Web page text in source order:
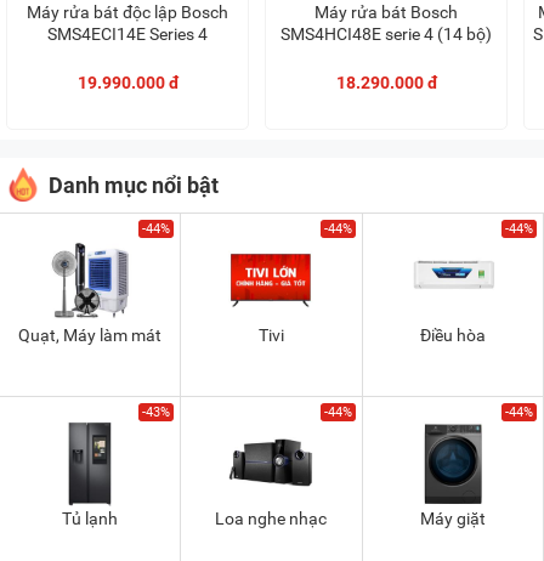
Máy rửa bát độc lập Bosch
SMS4ECI14E Series 4
19.990.000 đ
Máy rửa bát Bosch
SMS4HCI48E serie 4 (14 bộ)
18.290.000 đ
Danh mục nổi bật
-44%
Quạt, Máy làm mát
-44%
Tivi
-44%
Điều hòa
-43%
Tủ lạnh
-44%
Loa nghe nhạc
-44%
Máy giặt